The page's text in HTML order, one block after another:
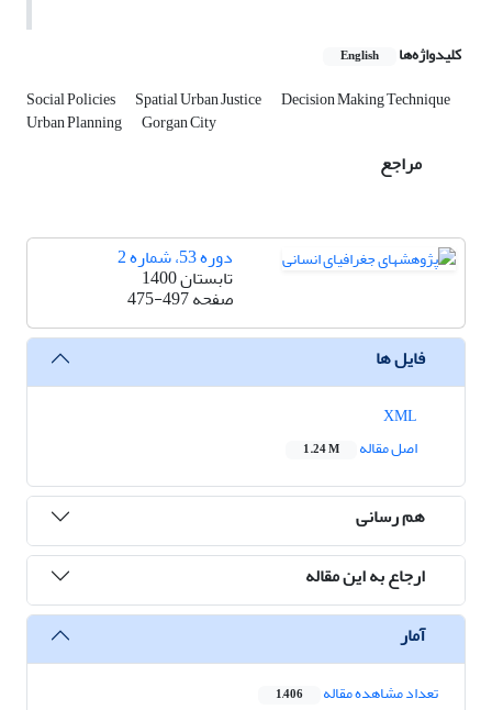
کلیدواژه‌ها English
Social Policies Spatial Urban Justice Decision Making Technique
Urban Planning Gorgan City
مراجع
دوره 53، شماره 2
تابستان 1400
صفحه475-497
فایل ها
اصل مقاله
1.24 M
هم رسانی
ارجاع به این مقاله
آمار
تعداد مشاهده مقاله 1,406